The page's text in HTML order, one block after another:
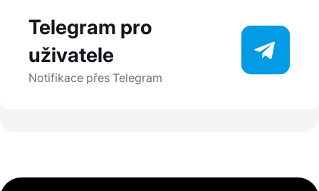
Telegram pro
uživatele
Notifikace přes Telegram